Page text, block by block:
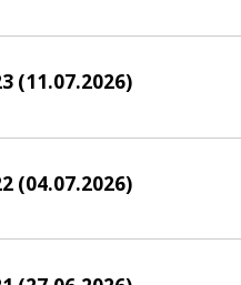
(11.07.2026)
(04.07.2026)